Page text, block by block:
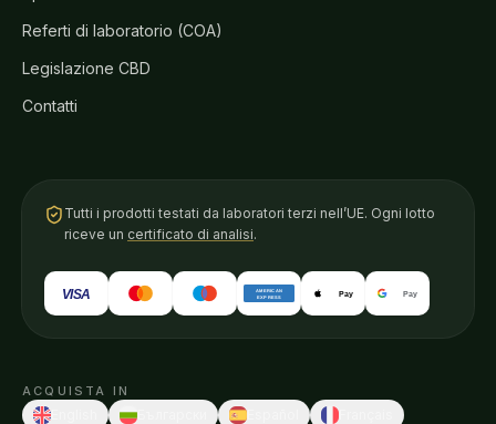
Referti di laboratorio (COA)
Legislazione CBD
Contatti
Tutti i prodotti testati da laboratori terzi nell’UE. Ogni lotto
riceve un certificato di analisi.
VISA AMERICAN
EXPRESS Pay Pay
ACQUISTA IN